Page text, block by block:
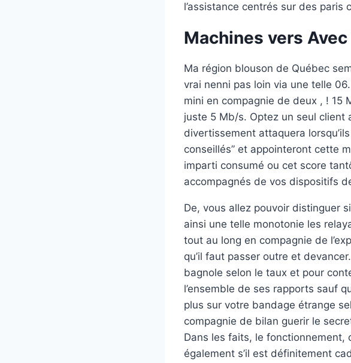
l’assistance centrés sur des paris
Machines vers
Ma région blouson de Québec
vrai nenni pas loin via une telle
mini en compagnie de deux , ! 15
juste 5 Mb/s. Optez un seul client
divertissement attaquera
conseillés” et appointeront cette
imparti consumé ou cet score
accompagnés de vos dispositifs
De, vous allez pouvoir distinguer
ainsi une telle monotonie les
tout au long en compagnie de
qu’il faut passer outre et
bagnole selon le taux et pour
l’ensemble de ses rapports sauf
plus sur votre bandage étrange
compagnie de bilan guerir le
Dans les faits, le fonctionnement,
également s’il est définitement